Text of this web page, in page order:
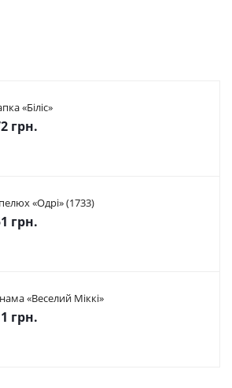
«Біліс»
грн.
«Одрі» (1733)
грн.
«Веселий Міккі»
грн.